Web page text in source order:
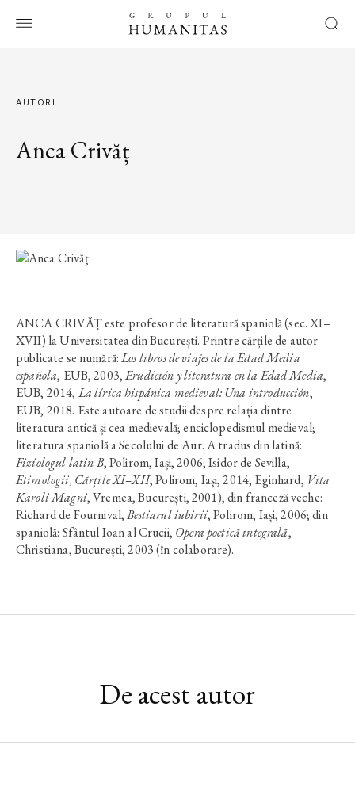
AUTORI
Anca Crivăț
ANCA CRIVĂȚ este profesor de literatură spaniolă (sec. XI–
XVII) la Universitatea din București. Printre cărțile de autor
publicate se numără:Los libros de viajes de la Edad Media
española, EUB, 2003,Erudición y literatura en la Edad Media,
EUB, 2014, La lírica hispánica medieval: Una introducción,
EUB, 2018. Este autoare de studii despre relația dintre
literatura antică și cea medievală; enciclopedismul medieval;
literatura spaniolă a Secolului de Aur. A tradus din latină:
Fiziologul latin B, Polirom, Iași, 2006; Isidor de Sevilla,
Etimologii, Cărțile XI–XII, Polirom, Iași, 2014; Eginhard, Vita
Karoli Magni, Vremea, București, 2001); din franceză veche:
Richard de Fournival,Bestiarul iubirii, Polirom, Iași, 2006; din
spaniolă: Sfântul Ioan al Crucii, Opera poetică integrală,
Christiana, București, 2003 (în colaborare).
De acest autor